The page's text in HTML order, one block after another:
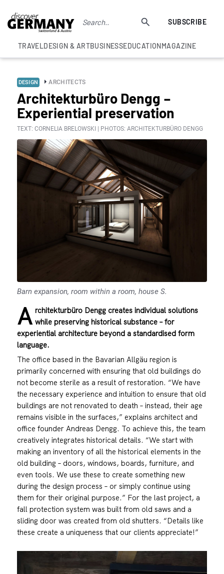
SUBSCRIBE
TRAVELDESIGN & ARTBUSINESSEDUCATIONMAGAZINE
DESIGN ARCHITECTS
Architekturbüro Dengg –
Experiential preservation
TEXT: CORNELIA BRELOWSKI | PHOTOS: ARCHITEKTURBÜRO DENGG
Barn expansion, room within a room, house S.
A rchitekturbüro Dengg creates individual solutions
while preserving historical substance – for
experiential architecture beyond a standardised form
language.
The office based in the Bavarian Allgäu region is
primarily concerned with ensuring that old buildings do
not become sterile as a result of restoration. “We have
the necessary experience and intuition to ensure that old
buildings are not renovated to death – instead, their age
remains visible in the surfaces,” explains architect and
office founder Andreas Dengg. To achieve this, the team
creatively integrates historical details. “We start with
making an inventory of all the historical elements in the
old building – doors, windows, boards, furniture, and
even tools. We use these to create something new
during the design process – or simply continue using
them for their original purpose.” For the last project, a
fall protection system was built from old saws and a
sliding door was created from old shutters. “Details like
these create a uniqueness that our clients appreciate!”